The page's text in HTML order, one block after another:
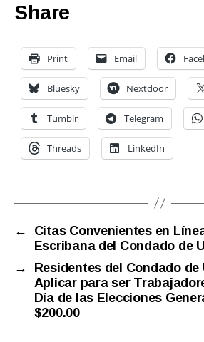
Share
Print Email
Bluesky Nextdoor
Tumblr Telegram
Threads LinkedIn
←
Citas Convenientes en
Escribana del Condado de
→
Residentes del Condado de
Aplicar para ser
Día de las Elecciones
$200.00